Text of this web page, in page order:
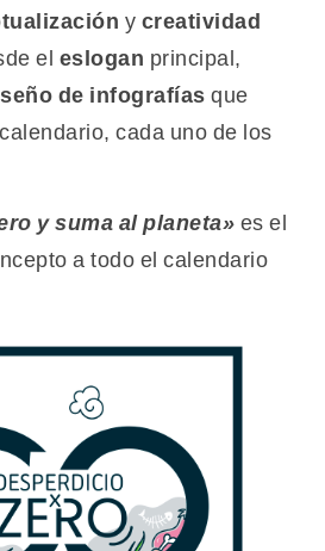
y creatividad
el eslogan principal,
de infografías que
cada uno de los
y suma al planeta» es el
a todo el calendario